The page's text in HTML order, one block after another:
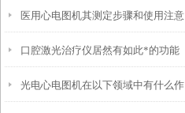
医用心电图机其测定步骤和使用注意
事项如下
口腔激光治疗仪居然有如此*的功能
光电心电图机在以下领域中有什么作